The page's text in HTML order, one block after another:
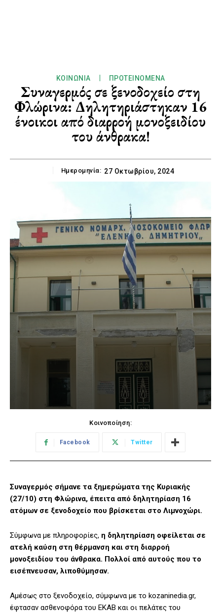
ΚΟΙΝΩΝΊΑ ΠΡΟΤΕΙΝΌΜΕΝΑ
Συναγερμός σε ξενοδοχείο στη
Φλώρινα: Δηλητηριάστηκαν 16
ένοικοι από διαρροή μονοξειδίου
του άνθρακα!
Ημερομηνία: 27 Οκτωβρίου, 2024
Κοινοποίηση:
Facebook Twitter
Συναγερμός σήμανε τα ξημερώματα της Κυριακής
(27/10) στη Φλώρινα, έπειτα από δηλητηρίαση 16
ατόμων σε ξενοδοχείο που βρίσκεται στο Λιμνοχώρι.
Σύμφωνα με πληροφορίες, η δηλητηρίαση οφείλεται σε
ατελή καύση στη θέρμανση και στη διαρροή
μονοξειδίου του άνθρακα. Πολλοί από αυτούς που το
εισέπνευσαν, λιποθύμησαν.
Αμέσως στο ξενοδοχείο, σύμφωνα με το kozaninedia.gr,
έφτασαν ασθενοφόρα του ΕΚΑΒ και οι πελάτες του